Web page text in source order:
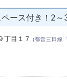
ース付き！2～
丁目１７ (都営三田線